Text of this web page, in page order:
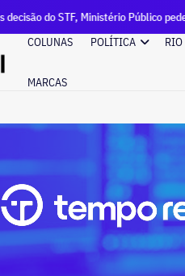
Ministério Público pede execução da
COLUNAS
POLÍTICA RIO
MARCAS